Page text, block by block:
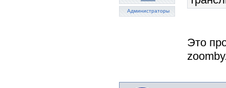
Администраторы
Это